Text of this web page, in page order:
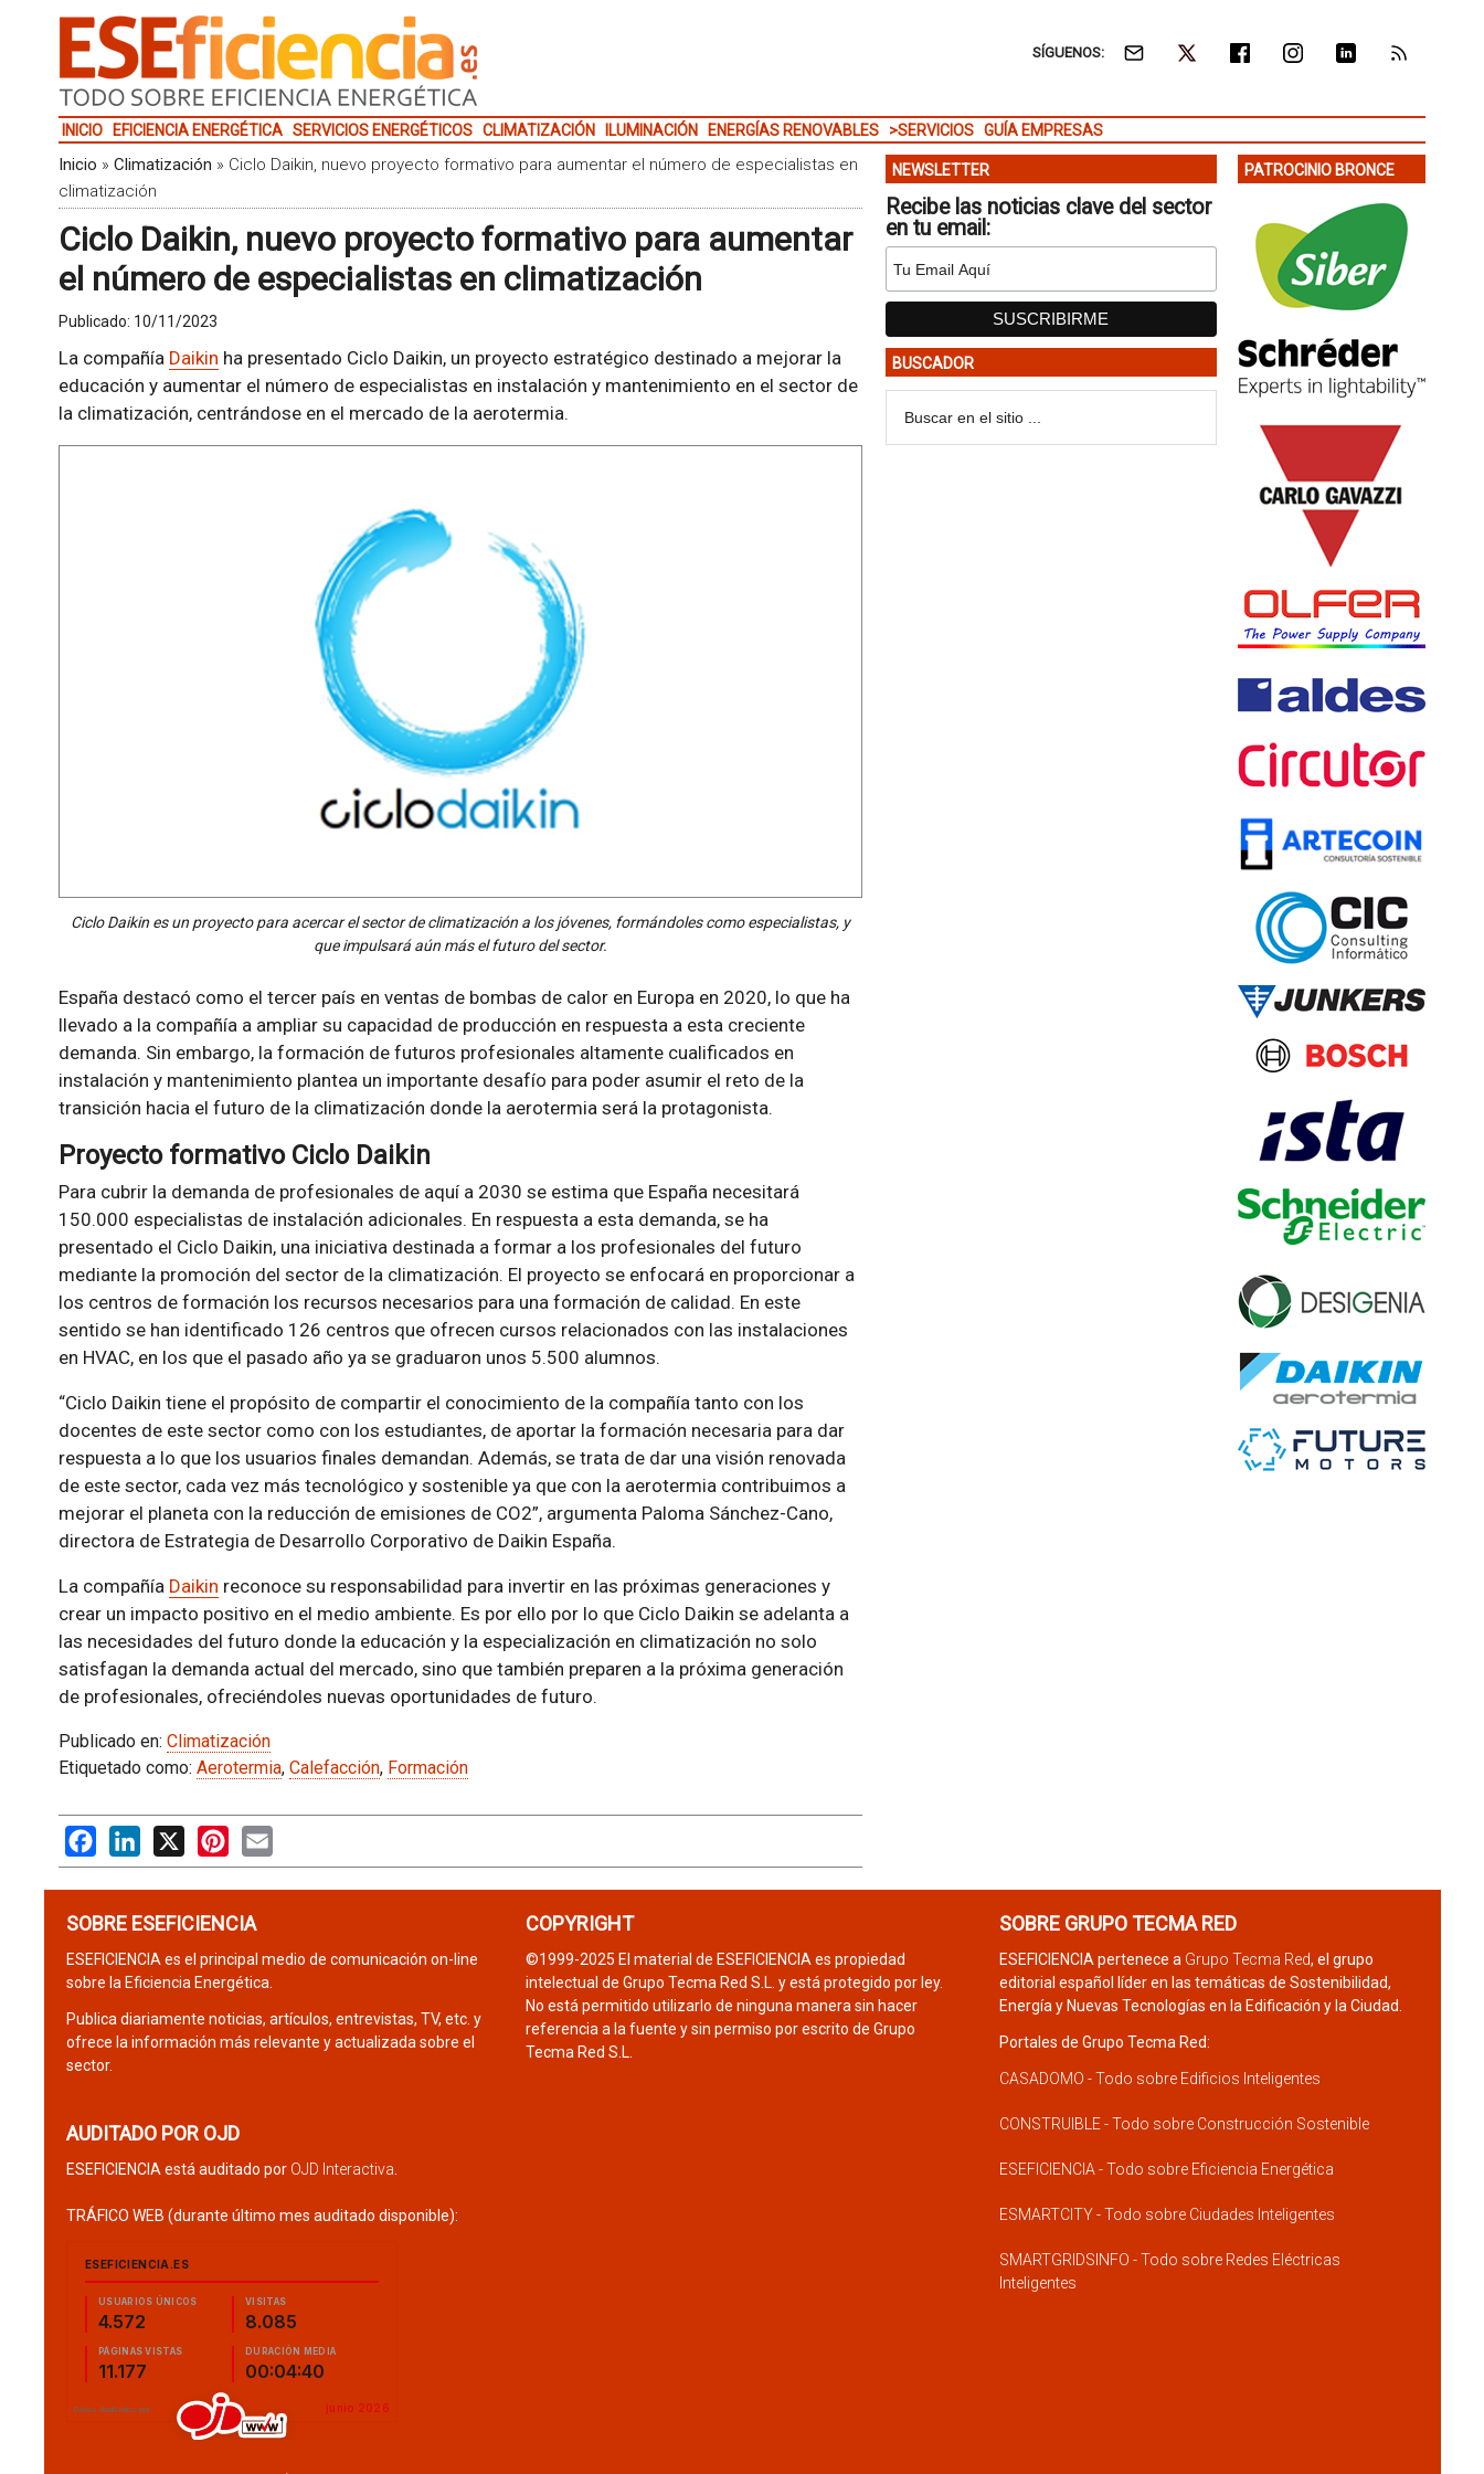
SÍGUENOS:
INICIO EFICIENCIA ENERGÉTICA SERVICIOS ENERGÉTICOS CLIMATIZACIÓN ILUMINACIÓN ENERGÍAS RENOVABLES >SERVICIOS GUÍA EMPRESAS
Inicio » Climatización » Ciclo Daikin, nuevo proyecto formativo para aumentar el número de especialistas en
climatización
Ciclo Daikin, nuevo proyecto formativo para aumentar
el número de especialistas en climatización
Publicado: 10/11/2023
La compañía Daikin ha presentado Ciclo Daikin, un proyecto estratégico destinado a mejorar la
educación y aumentar el número de especialistas en instalación y mantenimiento en el sector de
la climatización, centrándose en el mercado de la aerotermia.
Ciclo Daikin es un proyecto para acercar el sector de climatización a los jóvenes, formándoles como especialistas, y
que impulsará aún más el futuro del sector.
España destacó como el tercer país en ventas de bombas de calor en Europa en 2020, lo que ha
llevado a la compañía a ampliar su capacidad de producción en respuesta a esta creciente
demanda. Sin embargo, la formación de futuros profesionales altamente cualificados en
instalación y mantenimiento plantea un importante desafío para poder asumir el reto de la
transición hacia el futuro de la climatización donde la aerotermia será la protagonista.
Proyecto formativo Ciclo Daikin
Para cubrir la demanda de profesionales de aquí a 2030 se estima que España necesitará
150.000 especialistas de instalación adicionales. En respuesta a esta demanda, se ha
presentado el Ciclo Daikin, una iniciativa destinada a formar a los profesionales del futuro
mediante la promoción del sector de la climatización. El proyecto se enfocará en proporcionar a
los centros de formación los recursos necesarios para una formación de calidad. En este
sentido se han identificado 126 centros que ofrecen cursos relacionados con las instalaciones
en HVAC, en los que el pasado año ya se graduaron unos 5.500 alumnos.
“Ciclo Daikin tiene el propósito de compartir el conocimiento de la compañía tanto con los
docentes de este sector como con los estudiantes, de aportar la formación necesaria para dar
respuesta a lo que los usuarios finales demandan. Además, se trata de dar una visión renovada
de este sector, cada vez más tecnológico y sostenible ya que con la aerotermia contribuimos a
mejorar el planeta con la reducción de emisiones de CO2”, argumenta Paloma Sánchez-Cano,
directora de Estrategia de Desarrollo Corporativo de Daikin España.
La compañía Daikin reconoce su responsabilidad para invertir en las próximas generaciones y
crear un impacto positivo en el medio ambiente. Es por ello por lo que Ciclo Daikin se adelanta a
las necesidades del futuro donde la educación y la especialización en climatización no solo
satisfagan la demanda actual del mercado, sino que también preparen a la próxima generación
de profesionales, ofreciéndoles nuevas oportunidades de futuro.
Publicado en: Climatización
Etiquetado como: Aerotermia, Calefacción, Formación
FacebookLinkedIn
X PinterestEmail
NEWSLETTER
Recibe las noticias clave del sector
en tu email:
BUSCADOR
PATROCINIO BRONCE
SOBRE ESEFICIENCIA
ESEFICIENCIA es el principal medio de comunicación on-line
sobre la Eficiencia Energética.
Publica diariamente noticias, artículos, entrevistas, TV, etc. y
ofrece la información más relevante y actualizada sobre el
sector.
AUDITADO POR OJD
ESEFICIENCIA está auditado por OJD Interactiva
TRÁFICO WEB (durante último mes auditado disponible):
COPYRIGHT
©1999-2025 El material de ESEFICIENCIA es propiedad
intelectual de Grupo Tecma Red S.L. y está protegido por ley.
No está permitido utilizarlo de ninguna manera sin hacer
referencia a la fuente y sin permiso por escrito de Grupo
Tecma Red S.L.
SOBRE GRUPO TECMA RED
ESEFICIENCIA pertenece a Grupo Tecma Red, el grupo
editorial español líder en las temáticas de Sostenibilidad,
Energía y Nuevas Tecnologías en la Edificación y la Ciudad.
Portales de Grupo Tecma Red:
CASADOMO - Todo sobre Edificios Inteligentes
CONSTRUIBLE - Todo sobre Construcción Sostenible
ESEFICIENCIA - Todo sobre Eficiencia Energética
ESMARTCITY - Todo sobre Ciudades Inteligentes
SMARTGRIDSINFO - Todo sobre Redes Eléctricas
Inteligentes